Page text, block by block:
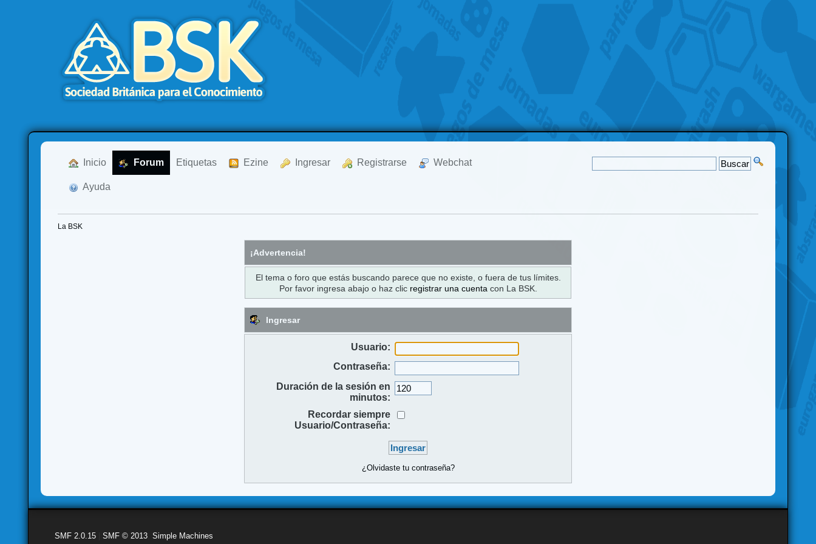
Inicio Forum Etiquetas Ezine Ingresar Registrarse Webchat
Ayuda
La BSK
¡Advertencia!
El tema o foro que estás buscando parece que no existe, o fuera de tus límites.
Por favor ingresa abajo o haz clic registrar una cuenta con La BSK.
Ingresar
Usuario:
Contraseña:
Duración de la sesión en
minutos:
Recordar siempre
Usuario/Contraseña:
¿Olvidaste tu contraseña?
SMF 2.0.15 |SMF © 2013 ,Simple Machines